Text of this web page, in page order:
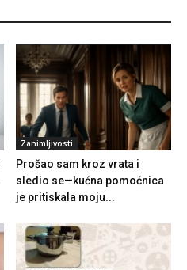
Zanimljivosti
Prošao sam kroz vrata i
sledio se—kućna pomoćnica
je pritiskala moju...